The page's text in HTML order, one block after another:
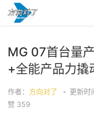
MG 07首台量
+全能产品力撬
作者： 方向对了 • 更新
赞 359